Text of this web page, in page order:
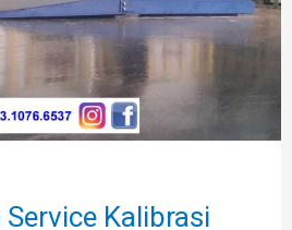
Kalibrasi